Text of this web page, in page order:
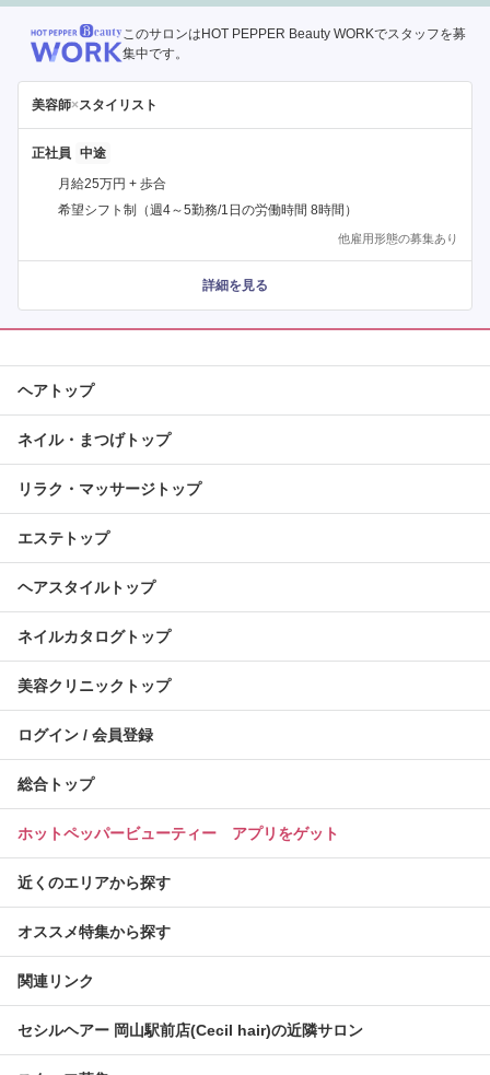
このサロンはHOT PEPPER Beauty WORKでスタッフを募
集中です。
美容師×スタイリスト
正社員
月給25万円 + 歩合
希望シフト制（週4～5勤務/1日の労働時間 8時間）
他雇用形態の募集あり
詳細を見る
ヘアトップ
ネイル・まつげトップ
リラク・マッサージトップ
エステトップ
ヘアスタイルトップ
ネイルカタログトップ
美容クリニックトップ
ログイン / 会員登録
総合トップ
ホットペッパービューティー アプリをゲット
近くのエリアから探す
オススメ特集から探す
関連リンク
セシルヘアー 岡山駅前店(Cecil hair)の近隣サロン